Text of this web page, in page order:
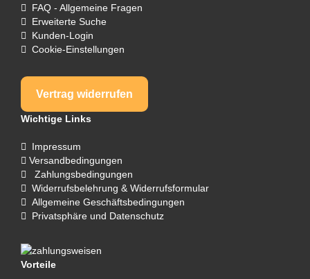
FAQ - Allgemeine Fragen
Erweiterte Suche
Kunden-Login
Cookie-Einstellungen
Vertrag widerrufen
Wichtige Links
Impressum
Versandbedingungen
Zahlungsbedingungen
Widerrufsbelehrung & Widerrufsformular
Allgemeine Geschäftsbedingungen
Privatsphäre und Datenschutz
Vorteile